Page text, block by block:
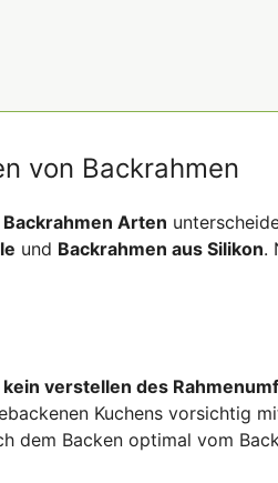
von Backrahmen
Arten
und Backrahmen aus Silikon.
kein verstellen des
Kuchens vorsichtig
dem Backen optimal vom